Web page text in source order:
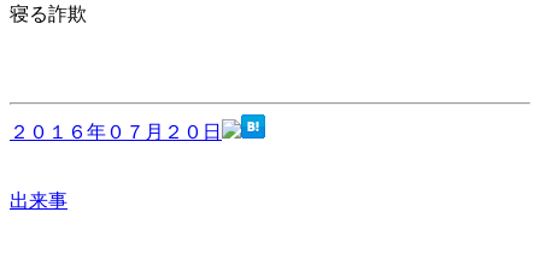
寝る詐欺
２０１６年０７月２０日
出来事